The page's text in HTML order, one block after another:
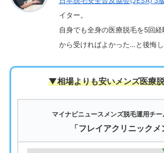
イター。
自身でも全身の医療脱毛を5回
から受ければよかった…と後悔し
▼相場よりも安いメンズ医療
マイナビニュースメンズ脱毛運用チ
「フレイアクリニックメ